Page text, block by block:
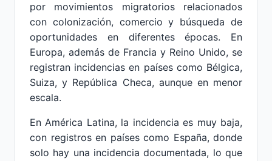
por movimientos migratorios relacionados
con colonización, comercio y búsqueda de
oportunidades en diferentes épocas. En
Europa, además de Francia y Reino Unido, se
registran incidencias en países como Bélgica,
Suiza, y República Checa, aunque en menor
escala.
En América Latina, la incidencia es muy baja,
con registros en países como España, donde
solo hay una incidencia documentada, lo que